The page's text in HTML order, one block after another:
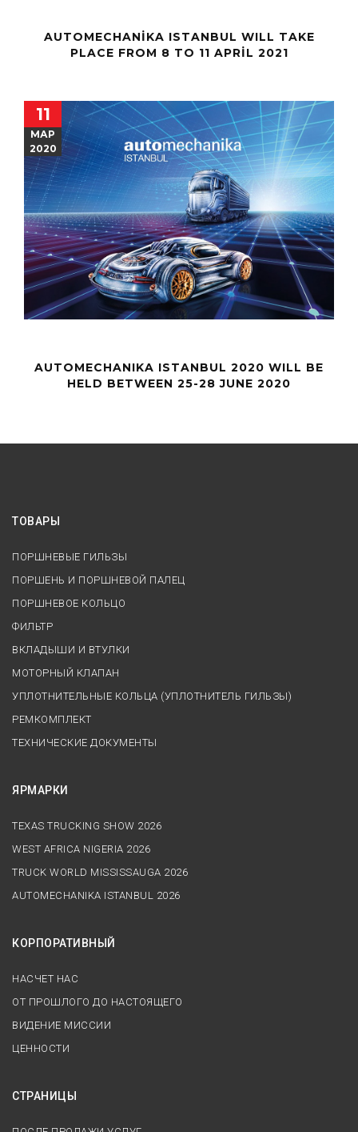
AUTOMECHANIKA ISTANBUL WILL TAKE
PLACE FROM 8 TO 11 APRIL 2021
11
МАР
2020
AUTOMECHANIKA ISTANBUL 2020 WILL BE
HELD BETWEEN 25-28 JUNE 2020
ТОВАРЫ
ПОРШНЕВЫЕ ГИЛЬЗЫ
ПОРШЕНЬ И ПОРШНЕВОЙ ПАЛЕЦ
ПОРШНЕВОЕ КОЛЬЦО
ФИЛЬТР
ВКЛАДЫШИ И ВТУЛКИ
МОТОРНЫЙ КЛАПАН
УПЛОТНИТЕЛЬНЫЕ КОЛЬЦА (УПЛОТНИТЕЛЬ ГИЛЬЗЫ)
РЕМКОМПЛЕКТ
ТЕХНИЧЕСКИЕ ДОКУМЕНТЫ
ЯРМАРКИ
TEXAS TRUCKING SHOW 2026
WEST AFRICA NIGERIA 2026
TRUCK WORLD MISSISSAUGA 2026
AUTOMECHANIKA ISTANBUL 2026
КОРПОРАТИВНЫЙ
НАСЧЕТ НАС
ОТ ПРОШЛОГО ДО НАСТОЯЩЕГО
ВИДЕНИЕ МИССИИ
ЦЕННОСТИ
СТРАНИЦЫ